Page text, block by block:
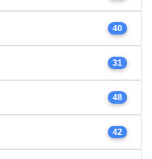
40
31
48
42